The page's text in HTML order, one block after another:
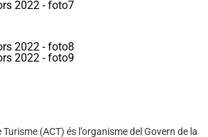
(ACT) és l’organisme del Govern de la